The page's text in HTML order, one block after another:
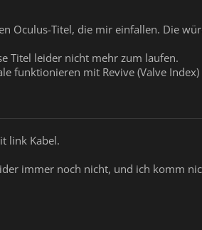
Oculus-Titel, die mir einfallen. Die
Titel leider nicht mehr zum laufen.
funktionieren mit Revive (Valve Index)
link Kabel.
immer noch nicht, und ich komm